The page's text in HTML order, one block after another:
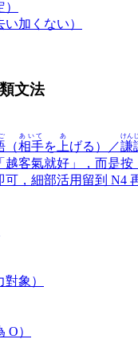
加くない）
文法
（相手
あいて
を 上
あ
げる）／謙
けん
越客氣就好」，而是
，細部活用留到 N4
象）
）